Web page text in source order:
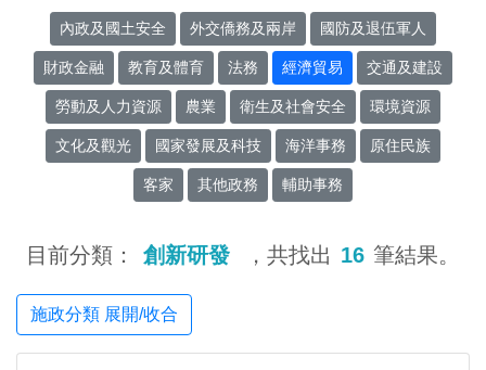
內政及國土安全 外交僑務及兩岸 國防及退伍軍人
財政金融 教育及體育 法務 經濟貿易 交通及建設
勞動及人力資源 農業 衛生及社會安全 環境資源
文化及觀光 國家發展及科技 海洋事務 原住民族
客家 其他政務 輔助事務
目前分類： 創新研發 ，共找出 16 筆結果。
施政分類 展開/收合